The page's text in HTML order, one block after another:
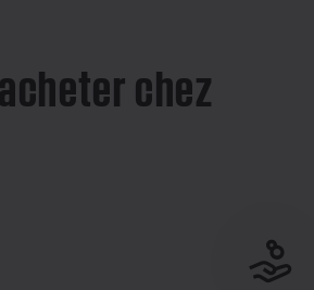
chez